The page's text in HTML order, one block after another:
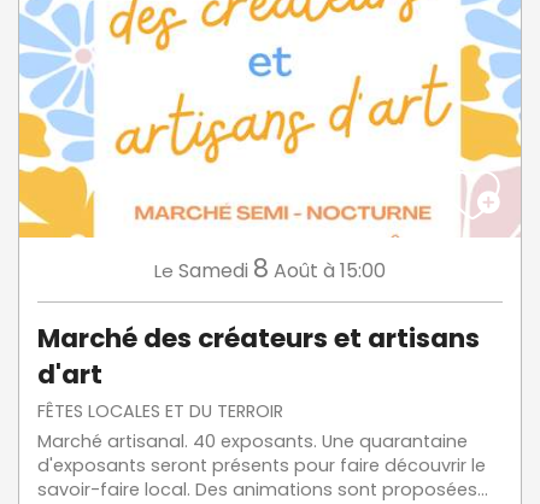
Le Samedi 8 Août à 15:00
Marché des créateurs et artisans
d'art
FÊTES LOCALES ET DU TERROIR
Marché artisanal. 40 exposants. Une quarantaine
d'exposants seront présents pour faire découvrir le
savoir-faire local. Des animations sont proposées...